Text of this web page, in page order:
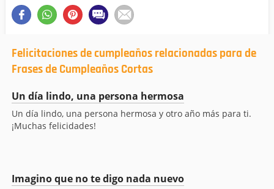
Felicitaciones de cumpleaños relacionadas para de
Frases de Cumpleaños Cortas
Un día lindo, una persona hermosa
Un día lindo, una persona hermosa y otro año más para ti.
¡Muchas felicidades!
Imagino que no te digo nada nuevo